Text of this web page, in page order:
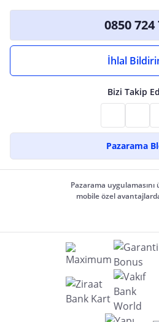
0850 724
İhlal
Bizi Takip
Pazarama
Pazarama
mobile özel